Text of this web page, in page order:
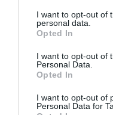
I want to opt-out of
personal data.
Opted In
I want to opt-out of
Personal Data.
Opted In
I want to opt-out of
Personal Data for
D’aquesta manera,
incórrer en
LOPD.La
d’entre 900 i
aparença, l’ús de